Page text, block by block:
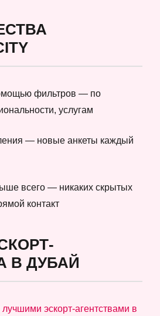
фильтров — по
услугам
— новые анкеты каждый
всего — никаких скрытых
контакт
В ДУБАЙ
лучшими эскорт-агентствами в